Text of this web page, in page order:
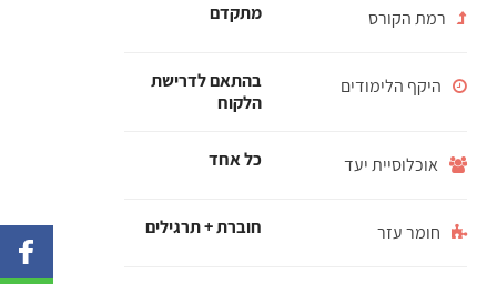
רמת הקורס מתקדם
היקף הלימודים
בהתאם לדרישת
הלקוח
אוכלוסיית יעד כל אחד
חומר עזר חוברת + תרגילים